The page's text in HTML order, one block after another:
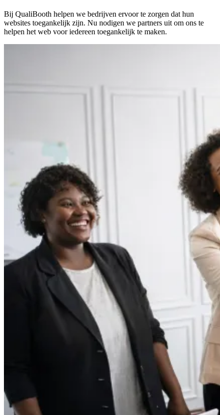
Bij QualiBooth helpen we bedrijven ervoor te zorgen dat hun
websites toegankelijk zijn. Nu nodigen we partners uit om ons te
helpen het web voor iedereen toegankelijk te maken.